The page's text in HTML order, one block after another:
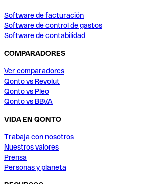
Software de facturación
Software de control de gastos
Software de contabilidad
COMPARADORES
Ver comparadores
Qonto vs Revolut
Qonto vs Pleo
Qonto vs BBVA
VIDA EN QONTO
Trabaja con nosotros
Nuestros valores
Prensa
Personas y planeta